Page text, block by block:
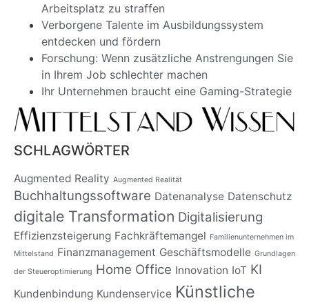
Arbeitsplatz zu straffen
Verborgene Talente im Ausbildungssystem
entdecken und fördern
Forschung: Wenn zusätzliche Anstrengungen Sie
in Ihrem Job schlechter machen
Ihr Unternehmen braucht eine Gaming-Strategie
SCHLAGWÖRTER
Augmented Reality Augmented Realität
Buchhaltungssoftware Datenanalyse Datenschutz
digitale Transformation Digitalisierung
Effizienzsteigerung Fachkräftemangel Familienunternehmen im
Mittelstand Finanzmanagement Geschäftsmodelle Grundlagen
der Steueroptimierung Home Office Innovation IoT KI
Kundenbindung Kundenservice Künstliche